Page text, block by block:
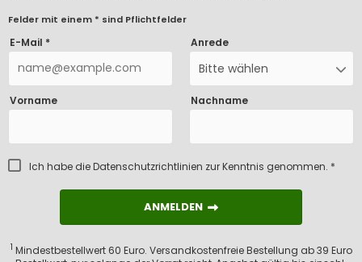
Felder mit einem * sind Pflichtfelder
E-Mail * Anrede
Bitte wählen
Vorname Nachname
Ich habe dieDatenschutzrichtlinien zur Kenntnis genommen. *
ANMELDEN
ANMELDEN
1 Mindestbestellwert 60 Euro. Versandkostenfreie Bestellung ab 39 Euro